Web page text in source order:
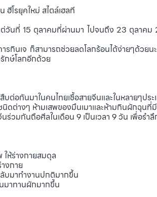
โรยุคใหม่ สไตล์เฮลที
ที่ 15 ตุลาคมที่ผ่านมา ไปจนถึง 23 ตุลาคม
จ ก็สามารถช่วยลดโลกร้อนได้ง่ายๆด้วยนะ!
กษ์โลกอีกด้วย
มาในคนไทยเชื้อสายจีนและในหลายๆประเ
ดต่างๆ ห้ามเสพของมึนเมาและห้ามกินผักฉุน
วมกันถือศีลในเดือน 9 เป็นเวลา 9 วัน เพื่
ห้ร่างกายสมดุล
งกาย
บมาทำงานปกติมากขึ้น
มาทานผักมากขึ้น